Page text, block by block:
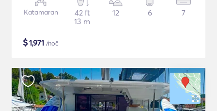
Katamaran
42 ft
13 m
12 6 7
$1,971 /noč